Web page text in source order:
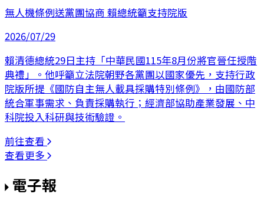
無人機條例送黨團協商 賴總統籲支持院版
2026/07/29
賴清德總統29日主持「中華民國115年8月份將官晉任授階
典禮」。他呼籲立法院朝野各黨團以國家優先，支持行政
院版所提《國防自主無人載具採購特別條例》，由國防部
統合軍事需求、負責採購執行；經濟部協助產業發展、中
科院投入科研與技術驗證。
前往查看
查看更多
電子報